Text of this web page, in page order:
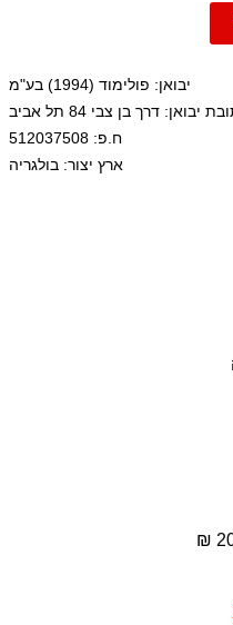
יבואן: פולימוד (1994) בע"מ
יבואן: דרך בן צבי 84 תל אביב
ח.פ: 512037508
ארץ יצור: בולגריה
naturally grown beech